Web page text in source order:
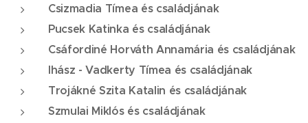
Csizmadia Tímea és családjának
Pucsek Katinka és családjának
Csáfordiné Horváth Annamária és családjának
Ihász - Vadkerty Tímea és családjának
Trojákné Szita Katalin és családjának
Szmulai Miklós és családjának